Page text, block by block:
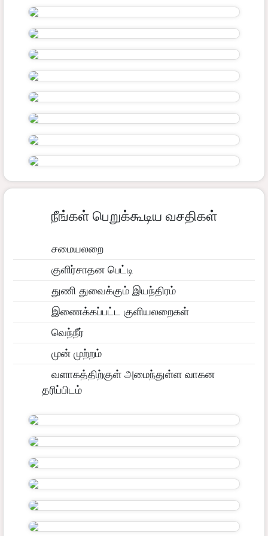
நீங்கள் பெறுக்கூடிய வசதிகள்
சமையலறை
குளிர்சாதன பெட்டி
துணி துவைக்கும் இயந்திரம்
இணைக்கப்பட்ட குளியலறைகள்
வெந்நீர்
முன் முற்றம்
வளாகத்திற்குள் அமைந்துள்ள வாகன
தரிப்பிடம்